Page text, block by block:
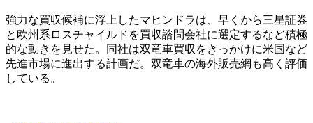
強力な買収候補に浮上したマヒンドラは、早くから三星証券
と欧州系ロスチャイルドを買収諮問会社に選定するなど積極
的な動きを見せた。同社は双竜車買収をきっかけに米国など
先進市場に進出する計画だ。双竜車の海外販売網も高く評価
している。